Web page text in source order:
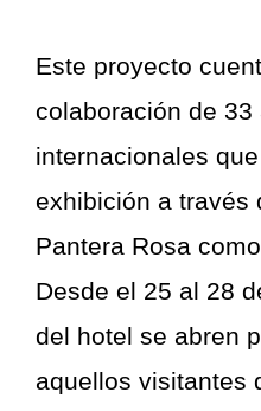
Este proyecto
colaboración de 33
internacionales
exhibición a través
Pantera Rosa
Desde el 25 al 28
del hotel se abren
aquellos visitantes